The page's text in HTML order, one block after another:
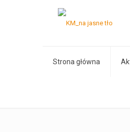
Strona główna